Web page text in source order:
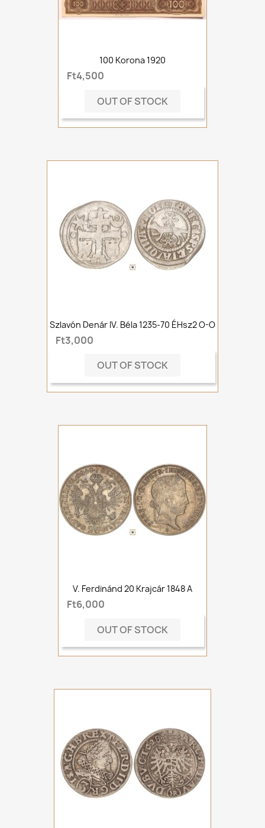
100 Korona 1920
Ft4,500
OUT OF STOCK
Szlavón Denár IV. Béla 1235-70 ÉHsz2 O-O
Ft3,000
OUT OF STOCK
V. Ferdinánd 20 Krajcár 1848 A
Ft6,000
OUT OF STOCK